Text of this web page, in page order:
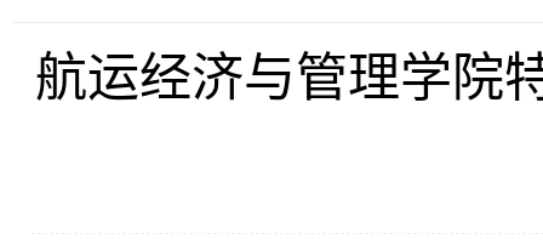
航运经济与管理学院